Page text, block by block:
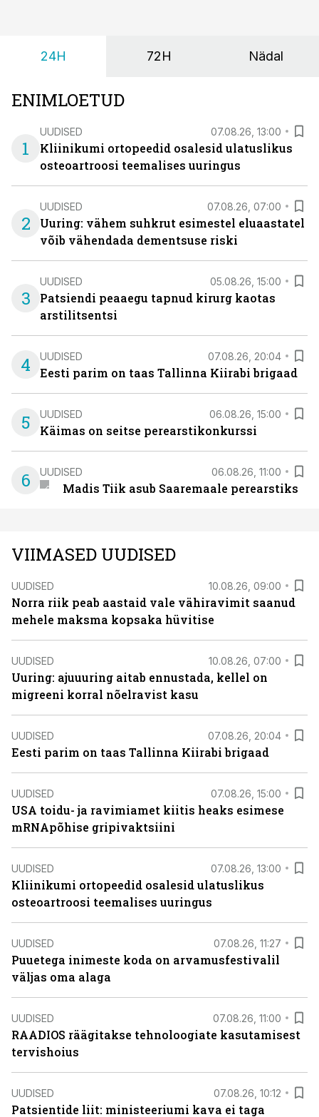
24H 72H Nädal
ENIMLOETUD
1
UUDISED 07.08.26, 13:00
Kliinikumi ortopeedid osalesid ulatuslikus
osteoartroosi teemalises uuringus
2
UUDISED 07.08.26, 07:00
Uuring: vähem suhkrut esimestel eluaastatel
võib vähendada dementsuse riski
3
UUDISED 05.08.26, 15:00
Patsiendi peaaegu tapnud kirurg kaotas
arstilitsentsi
4 UUDISED 07.08.26, 20:04
Eesti parim on taas Tallinna Kiirabi brigaad
5 UUDISED 06.08.26, 15:00
Käimas on seitse perearstikonkurssi
6 UUDISED 06.08.26, 11:00
Madis Tiik asub Saaremaale perearstiks
VIIMASED UUDISED
UUDISED 10.08.26, 09:00
Norra riik peab aastaid vale vähiravimit saanud
mehele maksma kopsaka hüvitise
UUDISED 10.08.26, 07:00
Uuring: ajuuuring aitab ennustada, kellel on
migreeni korral nõelravist kasu
UUDISED 07.08.26, 20:04
Eesti parim on taas Tallinna Kiirabi brigaad
UUDISED 07.08.26, 15:00
USA toidu- ja ravimiamet kiitis heaks esimese
mRNApõhise gripivaktsiini
UUDISED 07.08.26, 13:00
Kliinikumi ortopeedid osalesid ulatuslikus
osteoartroosi teemalises uuringus
UUDISED 07.08.26, 11:27
Puuetega inimeste koda on arvamusfestivalil
väljas oma alaga
UUDISED 07.08.26, 11:00
RAADIOS räägitakse tehnoloogiate kasutamisest
tervishoius
UUDISED 07.08.26, 10:12
Patsientide liit: ministeeriumi kava ei taga